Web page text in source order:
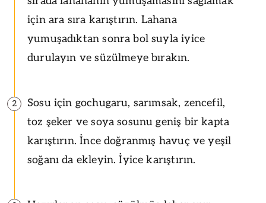
için ara sıra karıştırın. Lahana
yumuşadıktan sonra bol suyla iyice
durulayın ve süzülmeye bırakın.
2
Sosu için gochugaru, sarımsak, zencefil,
toz şeker ve soya sosunu geniş bir kapta
karıştırın. İnce doğranmış havuç ve yeşil
soğanı da ekleyin. İyice karıştırın.